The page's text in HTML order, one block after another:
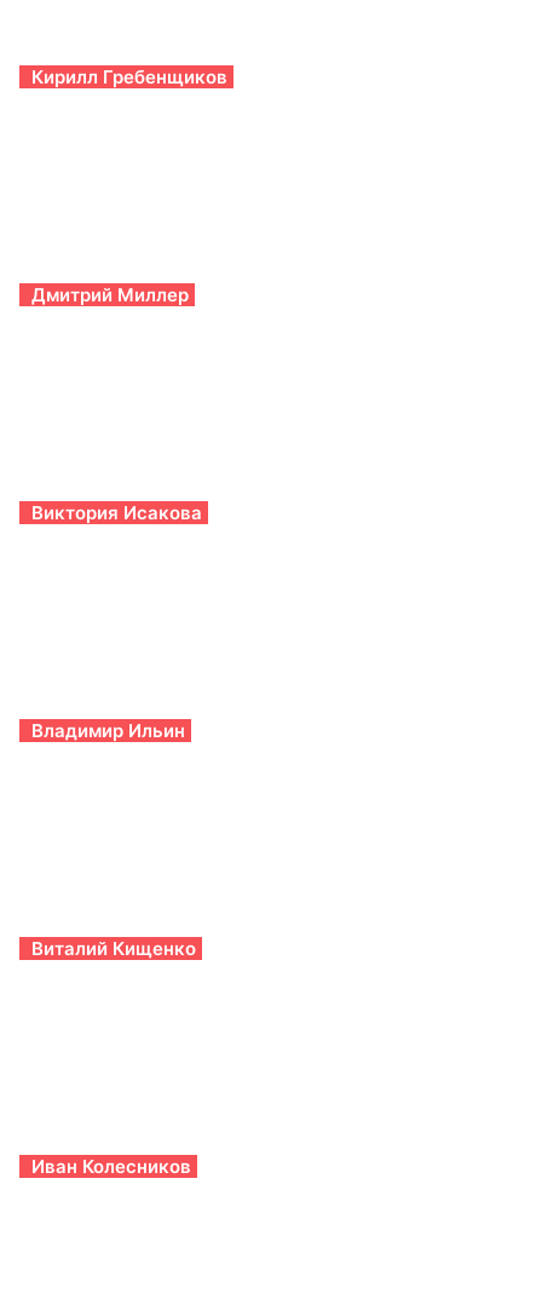
Кирилл Гребенщиков
Дмитрий Миллер
Виктория Исакова
Владимир Ильин
Виталий Кищенко
Иван Колесников